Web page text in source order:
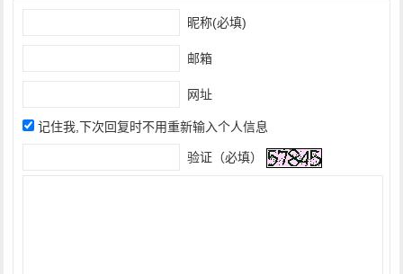
昵称(必填)
邮箱
网址
记住我,下次回复时不用重新输入个人信息
验证（必填）